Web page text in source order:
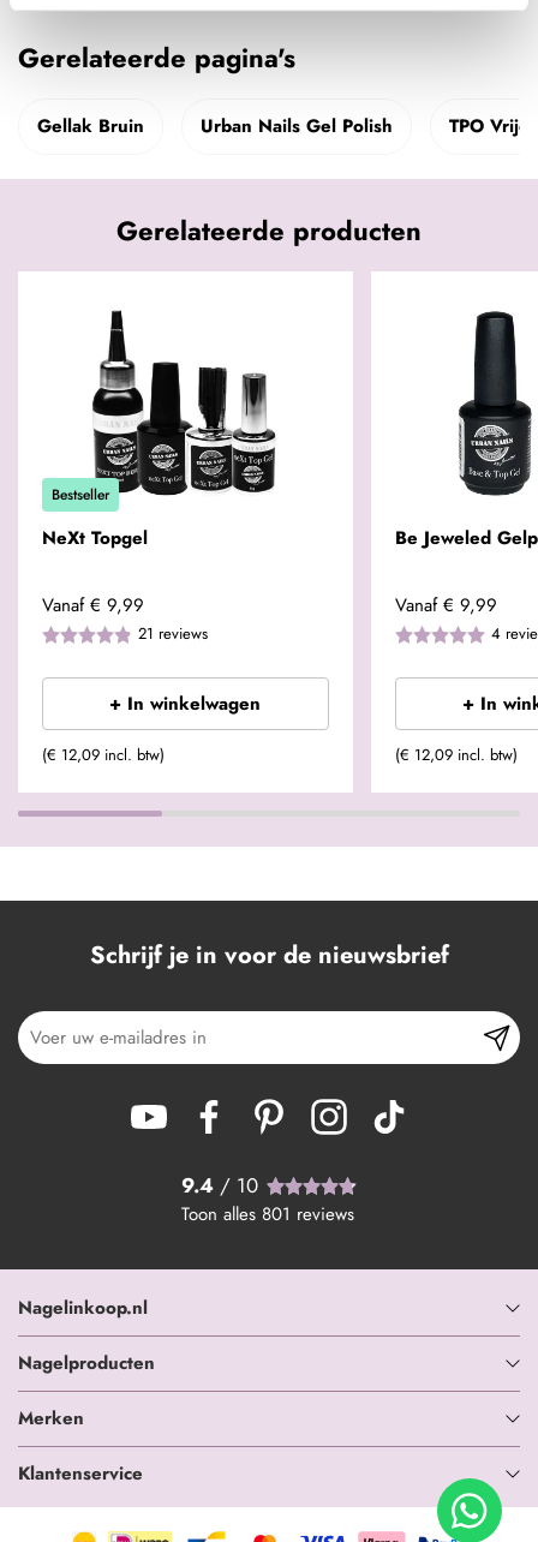
Gerelateerde pagina's
Gellak Bruin Urban Nails Gel Polish TPO Vrije
Gerelateerde producten
Bestseller
NeXt Topgel
Vanaf € 9,99
21 reviews
+ In winkelwagen
(€ 12,09 incl. btw)
Be Jeweled
Vanaf € 9,99
4
+ In
(€ 12,09 incl. btw)
Schrijf je in voor de nieuwsbrief
9.4 / 10
Toon alles 801 reviews
Nagelinkoop.nl
Nagelproducten
Merken
Klantenservice